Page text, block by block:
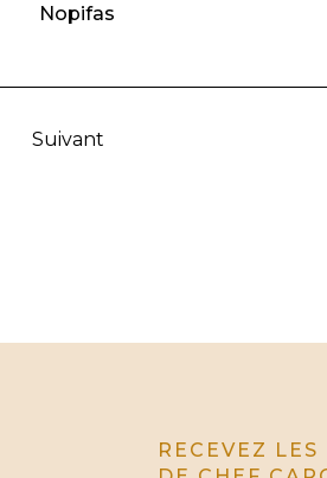
Nopifas
Suivant
RECEVEZ LES